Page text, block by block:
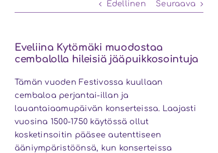
Edellinen Seuraava
Eveliina Kytömäki muodostaa
cembalolla hileisiä jääpuikkosointuja
Tämän vuoden Festivossa kuullaan
cembaloa perjantai-illan ja
lauantaiaamupäivän konserteissa. Laajasti
vuosina 1500-1750 käytössä ollut
kosketinsoitin pääsee autenttiseen
ääniympäristöönsä, kun konserteissa